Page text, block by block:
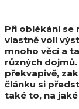
Při oblékání se
vlastně volí
mnoho věcí a
různých
překvapivě,
článku si
také to, na